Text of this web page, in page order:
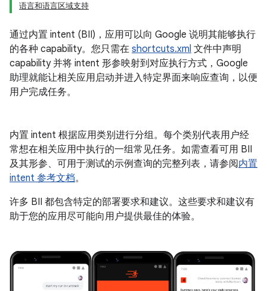
语言和语言区域支持
通过内置 intent (BII)，应用可以向 Google 说明其能够执行
的各种 capability。您只需在 shortcuts.xml 文件中声明
capability 并将 intent 形参映射到对应执行方式，Google
助理就能让相关应用启动并进入特定界面来响应查询，以便
用户完成任务。
内置 intent 根据应用类别进行分组。每个类别代表用户经
常想在相关应用中执行的一组常见任务。如需查看可用 BII
及其形参、可用于测试的示例查询的完整列表，请参阅内置
intent 参考文档。
许多 BII 都包含特定的部署要求和建议。这些要求和建议有
助于您的应用尽可能向用户提供最佳的体验。